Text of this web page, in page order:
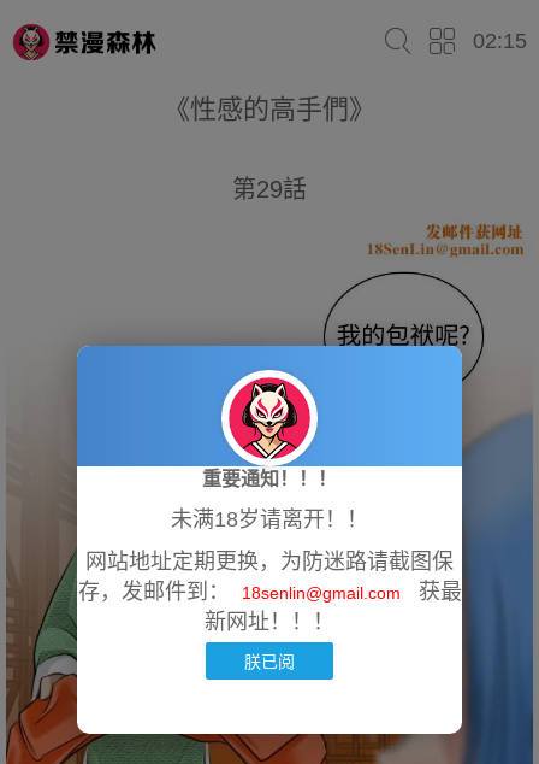
02:15
《性感的高手們》
第29話
重要通知！！！
未满18岁请离开！！
网站地址定期更换，为防迷路请截图保
存，发邮件到：
18senlin@gmail.com
获最
新网址！！！
朕已阅